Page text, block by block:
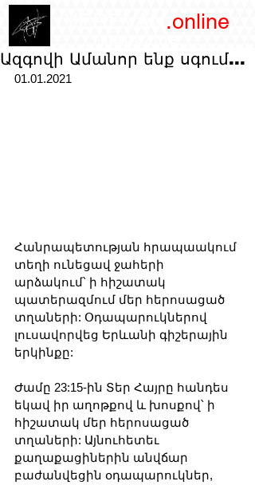
.online
Ազգովի Ամանոր ենք սգում...
01.01.2021
Հանրապետության հրապաակում
տեղի ունեցավ ջահերի
արձակում՝ ի հիշատակ
պատերազմում մեր հերոսացած
տղաների: Օդապարուկներով
լուսավորվեց Երևանի գիշերային
երկինքը:
Ժամը 23:15-ին Տեր Հայրը հանդես
եկավ իր աղոթքով և խոսքով՝ ի
հիշատակ մեր հերոսացած
տղաների: Այնուհետեւ
քաղաքացիներին անվճար
բաժանվեցին օդապարուկներ,